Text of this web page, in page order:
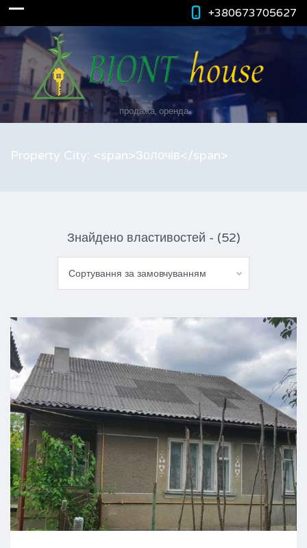
+380673705627
продажа, оренда
Property City: <span>Золочів</span>
Знайдено властивостей - (52)
Сортування за замовчуванням